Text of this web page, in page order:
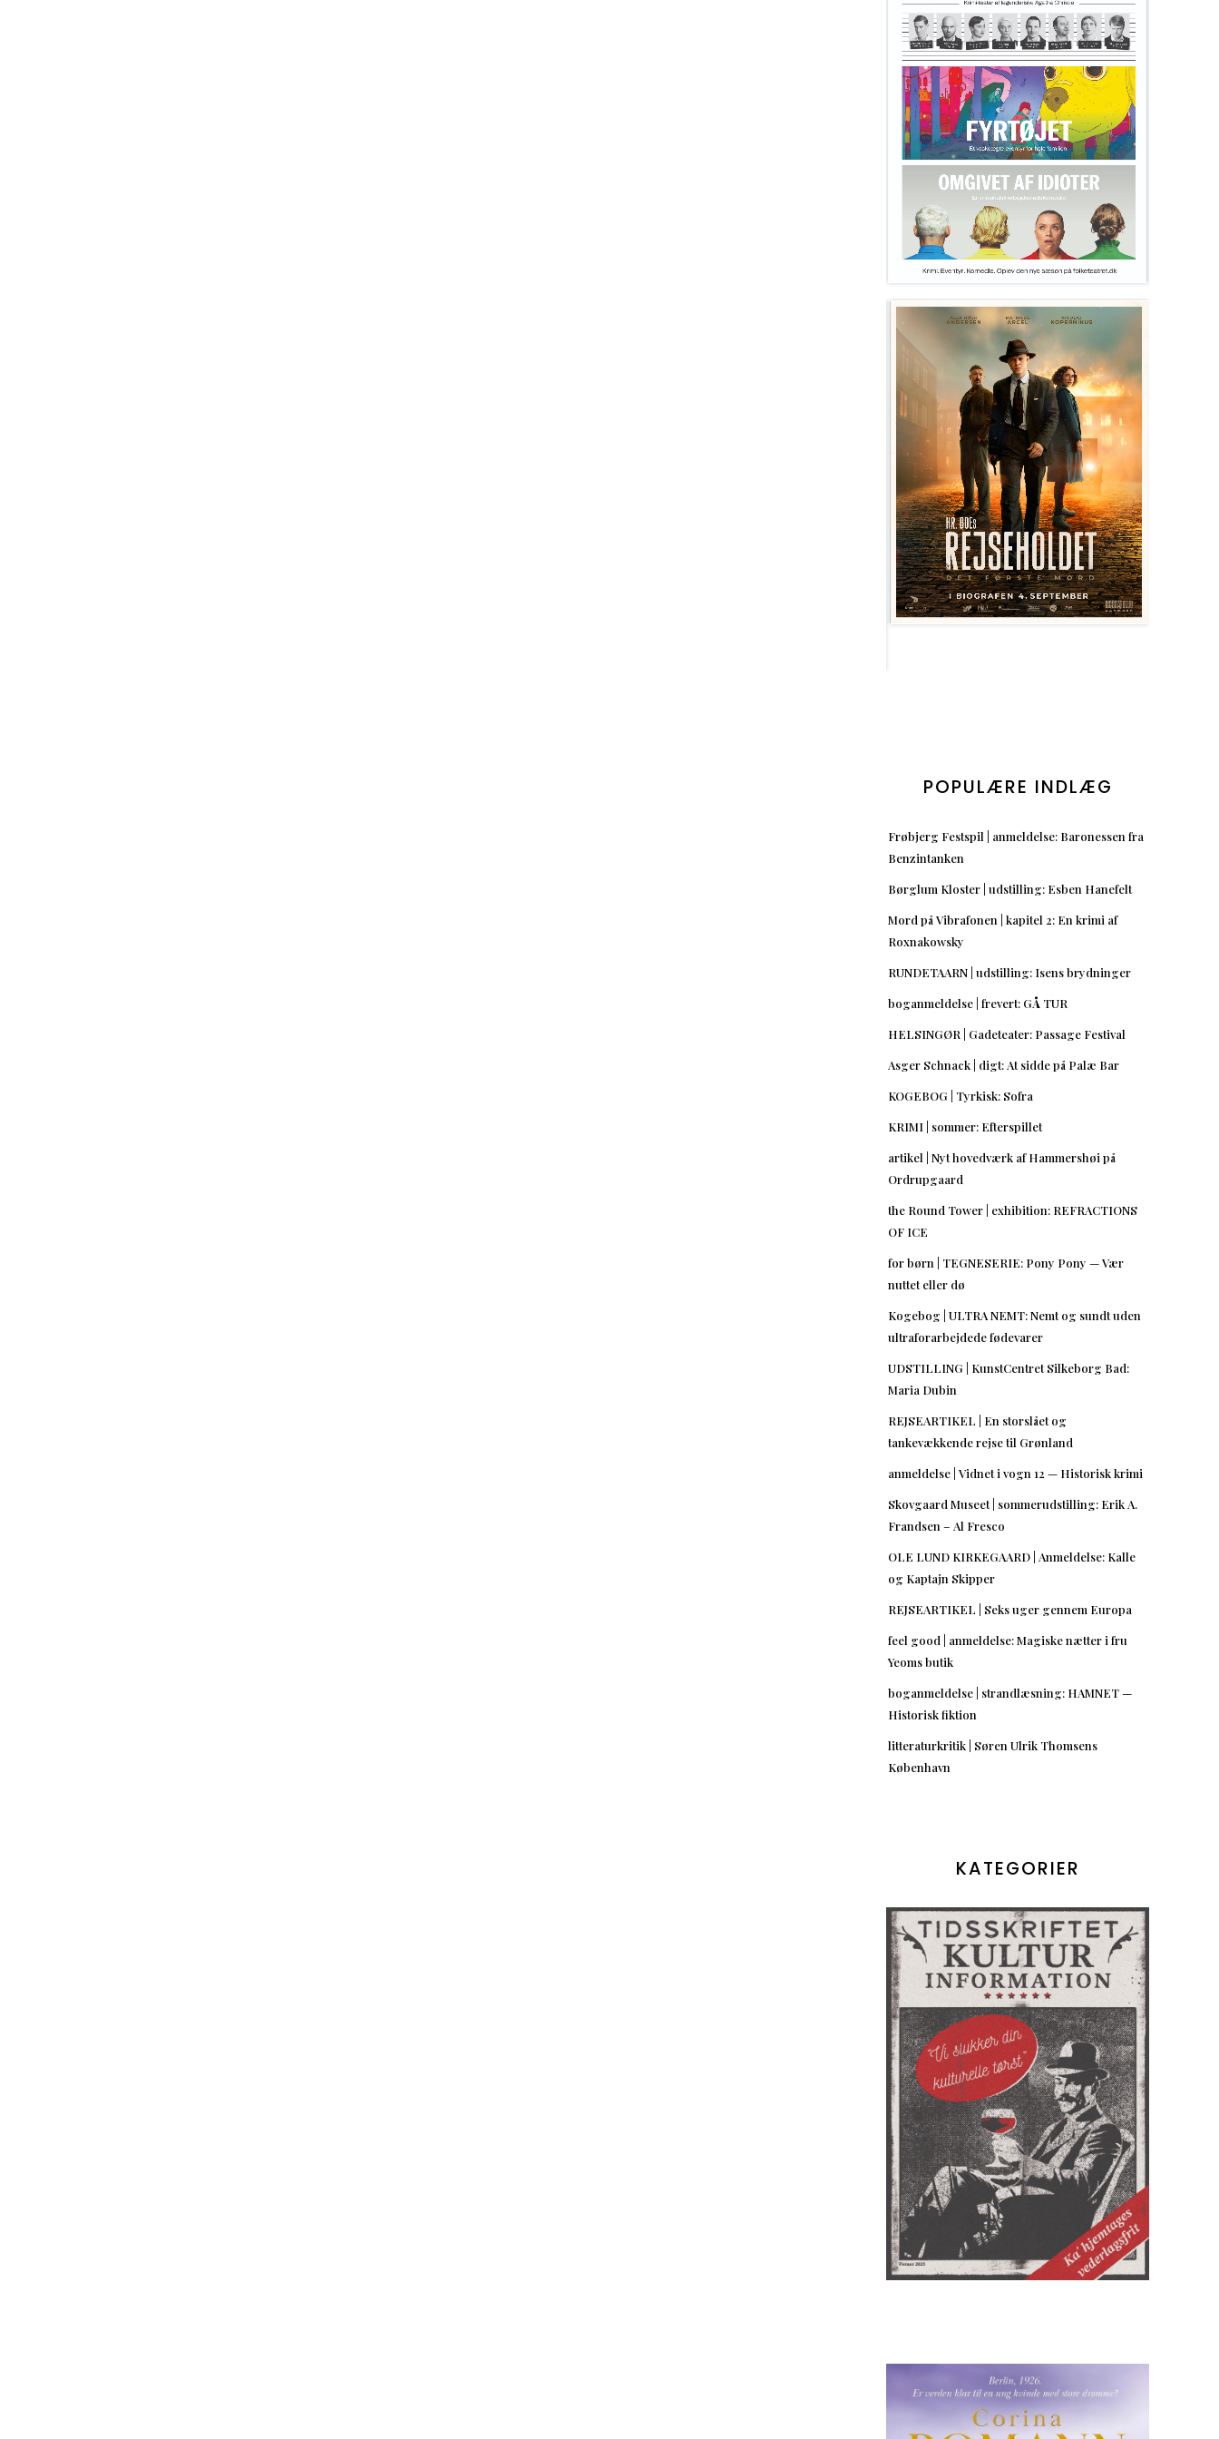
POPULÆRE INDLÆG
Frøbjerg Festspil | anmeldelse: Baronessen fra
Benzintanken
Børglum Kloster | udstilling: Esben Hanefelt
Mord på Vibrafonen | kapitel 2: En krimi af
Roxnakowsky
RUNDETAARN | udstilling: Isens brydninger
boganmeldelse | frevert: GÅ TUR
HELSINGØR | Gadeteater: Passage Festival
Asger Schnack | digt: At sidde på Palæ Bar
KOGEBOG | Tyrkisk: Sofra
KRIMI | sommer: Efterspillet
artikel | Nyt hovedværk af Hammershøi på
Ordrupgaard
the Round Tower | exhibition: REFRACTIONS
OF ICE
for børn | TEGNESERIE: Pony Pony — Vær
nuttet eller dø
Kogebog | ULTRA NEMT: Nemt og sundt uden
ultraforarbejdede fødevarer
UDSTILLING | KunstCentret Silkeborg Bad:
Maria Dubin
REJSEARTIKEL | En storslået og
tankevækkende rejse til Grønland
anmeldelse | Vidnet i vogn 12 — Historisk krimi
Skovgaard Museet | sommerudstilling: Erik A.
Frandsen – Al Fresco
OLE LUND KIRKEGAARD | Anmeldelse: Kalle
og Kaptajn Skipper
REJSEARTIKEL | Seks uger gennem Europa
feel good | anmeldelse: Magiske nætter i fru
Yeoms butik
boganmeldelse | strandlæsning: HAMNET —
Historisk fiktion
litteraturkritik | Søren Ulrik Thomsens
København
KATEGORIER